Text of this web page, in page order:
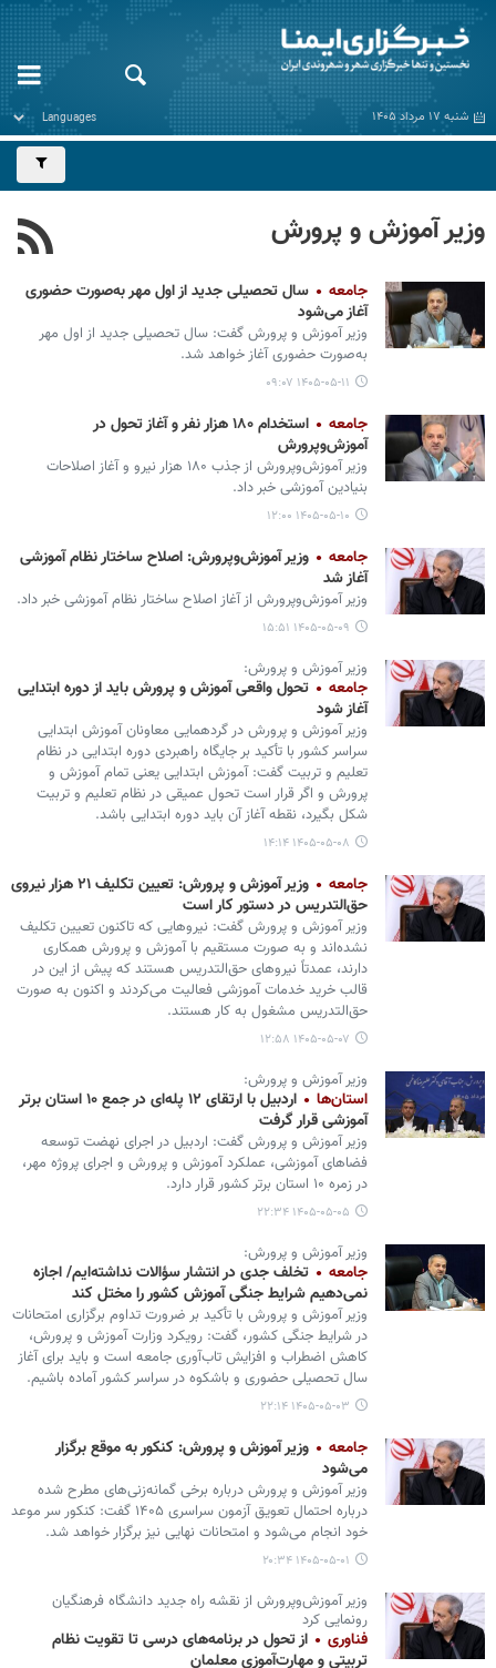
شنبه ۱۷ مرداد ۱۴۰۵
وزیر آموزش و پرورش
جامعه
سال تحصیلی جدید از اول مهر به‌صورت حضوری
آغاز می‌شود
وزیر آموزش و پرورش گفت: سال تحصیلی جدید از اول مهر
به‌صورت حضوری آغاز خواهد شد.
۱۴۰۵-۰۵-۱۱ ۰۹:۰۷
جامعه
استخدام ۱۸۰ هزار نفر و آغاز تحول در
آموزش‌وپرورش
وزیر آموزش‌وپرورش از جذب ۱۸۰ هزار نیرو و آغاز اصلاحات
بنیادین آموزشی خبر داد.
۱۴۰۵-۰۵-۱۰ ۱۲:۰۰
جامعه
وزیر آموزش‌وپرورش: اصلاح ساختار نظام آموزشی
آغاز شد
وزیر آموزش‌وپرورش از آغاز اصلاح ساختار نظام آموزشی خبر داد.
۱۴۰۵-۰۵-۰۹ ۱۵:۵۱
وزیر آموزش و پرورش:
جامعه
تحول واقعی آموزش و پرورش باید از دوره ابتدایی
آغاز شود
وزیر آموزش و پرورش در گردهمایی معاونان آموزش ابتدایی
سراسر کشور با تأکید بر جایگاه راهبردی دوره ابتدایی در نظام
تعلیم و تربیت گفت: آموزش ابتدایی یعنی تمام آموزش و
پرورش و اگر قرار است تحول عمیقی در نظام تعلیم و تربیت
شکل بگیرد، نقطه آغاز آن باید دوره ابتدایی باشد.
۱۴۰۵-۰۵-۰۸ ۱۴:۱۴
جامعه
وزیر آموزش و پرورش: تعیین تکلیف ۲۱ هزار نیروی
حق‌التدریس در دستور کار است
وزیر آموزش و پرورش گفت: نیروهایی که تاکنون تعیین تکلیف
نشده‌اند و به صورت مستقیم با آموزش و پرورش همکاری
دارند، عمدتاً نیروهای حق‌التدریس هستند که پیش از این در
قالب خرید خدمات آموزشی فعالیت می‌کردند و اکنون به صورت
حق‌التدریس مشغول به کار هستند.
۱۴۰۵-۰۵-۰۷ ۱۲:۵۸
وزیر آموزش و پرورش:
استان‌ها
اردبیل با ارتقای ۱۲ پله‌ای در جمع ۱۰ استان برتر
آموزشی قرار گرفت
وزیر آموزش و پرورش گفت: اردبیل در اجرای نهضت توسعه
فضاهای آموزشی، عملکرد آموزش و پرورش و اجرای پروژه مهر،
در زمره ۱۰ استان برتر کشور قرار دارد.
۱۴۰۵-۰۵-۰۵ ۲۲:۳۴
وزیر آموزش و پرورش:
جامعه
تخلف جدی در انتشار سؤالات نداشته‌ایم/ اجازه
نمی‌دهیم شرایط جنگی آموزش کشور را مختل کند
وزیر آموزش و پرورش با تأکید بر ضرورت تداوم برگزاری امتحانات
در شرایط جنگی کشور، گفت: رویکرد وزارت آموزش و پرورش،
کاهش اضطراب و افزایش تاب‌آوری جامعه است و باید برای آغاز
سال تحصیلی حضوری و باشکوه در سراسر کشور آماده باشیم.
۱۴۰۵-۰۵-۰۳ ۲۲:۱۴
جامعه
وزیر آموزش و پرورش: کنکور به موقع برگزار
می‌شود
وزیر آموزش و پرورش درباره برخی گمانه‌زنی‌های مطرح شده
درباره احتمال تعویق آزمون سراسری ۱۴۰۵ گفت: کنکور سر موعد
خود انجام می‌شود و امتحانات نهایی نیز برگزار خواهد شد.
۱۴۰۵-۰۵-۰۱ ۲۰:۳۴
وزیر آموزش‌وپرورش از نقشه راه جدید دانشگاه فرهنگیان
رونمایی کرد
فناوری
از تحول در برنامه‌های درسی تا تقویت نظام
تربیتی و مهارت‌آموزی معلمان